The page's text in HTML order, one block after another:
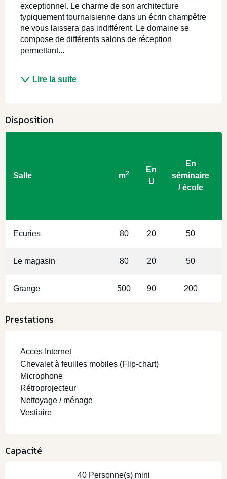
exceptionnel. Le charme de son architecture
typiquement tournaisienne dans un écrin champêtre
ne vous laissera pas indifférent. Le domaine se
compose de différents salons de réception
permettant...
Lire la suite
Disposition
Salle m2
En
U
En
séminaire
/ école
Ecuries 80 20 50
Le magasin 80 20 50
Grange 500 90 200
Prestations
Accès Internet
Chevalet à feuilles mobiles (Flip-chart)
Microphone
Rétroprojecteur
Nettoyage / ménage
Vestiaire
Capacité
40 Personne(s) mini